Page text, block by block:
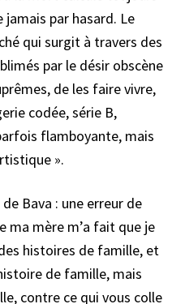
par hasard. Le
qui surgit à travers des
par le désir obscène
de les faire vivre,
codée, série B,
flamboyante, mais
».
Bava : une erreur de
ma mère m’a fait que je
histoires de famille, et
de famille, mais
contre ce qui vous colle